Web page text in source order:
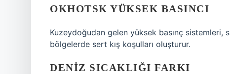
OKHOTSK YÜKSEK BASINCI
Kuzeydoğudan gelen yüksek basınç
bölgelerde sert kış koşulları oluşturur.
DENIZ SICAKLIĞI FARKI